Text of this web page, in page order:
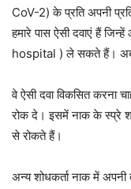
CoV-2) के प्रति अपनी
हमारे पास ऐसी दवाएं हैं
hospital ) ले सकते हैं। अब
वे ऐसी दवा विकसित करना
रोक दे। इसमें नाक के स्प्रे
से रोकते हैं।
अन्य शोधकर्ता नाक में अपनी